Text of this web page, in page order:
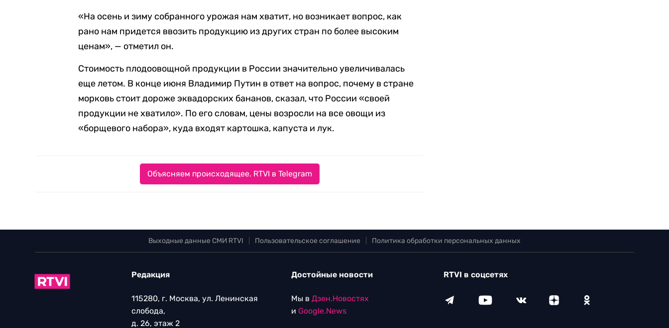
«На осень и зиму собранного урожая нам хватит, но возникает вопрос, как
рано нам придется ввозить продукцию из других стран по более высоким
ценам», — отметил он.
Стоимость плодоовощной продукции в России значительно увеличивалась
еще летом. В конце июня Владимир Путин в ответ на вопрос, почему в стране
морковь стоит дороже эквадорских бананов, сказал, что России «своей
продукции не хватило». По его словам, цены возросли на все овощи из
«борщевого набора», куда входят картошка, капуста и лук.
Объясняем происходящее. RTVI в Telegram
Выходные данные СМИ RTVI Пользовательское соглашение Политика обработки персональных данных
Редакция
115280, г. Москва, ул. Ленинская
слобода,
д. 26, этаж 2
Достойные новости
Мы в Дзен.Новостях
и Google.News
RTVI в соцсетях